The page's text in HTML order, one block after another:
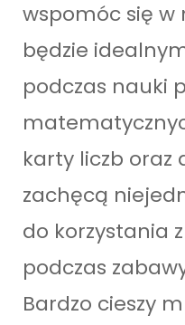
wspomóc się w
będzie
podczas nauki
karty liczb oraz
zachęcą
do korzystania
podczas
Bardzo cieszy